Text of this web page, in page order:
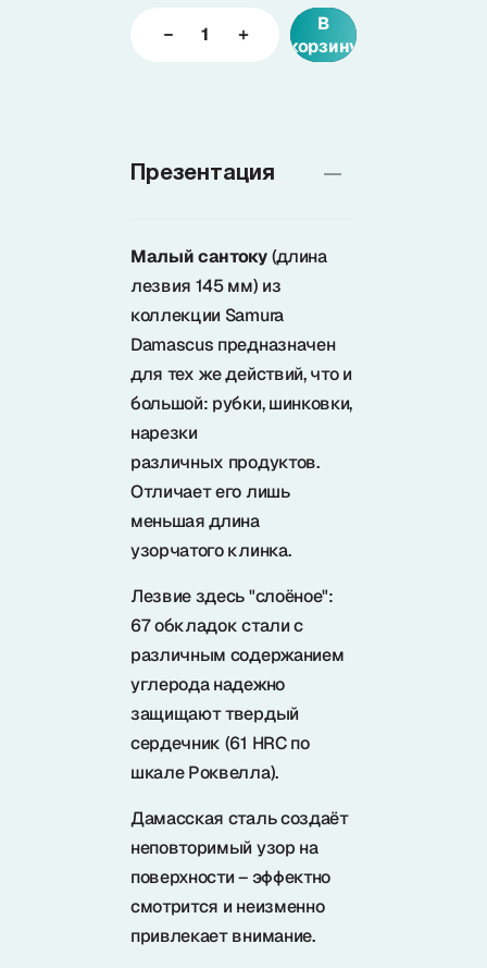
Problem@samura.ru
По вопросам качества
Samura в соцсетях
В
корзину
Презентация
Малый сантоку(длина
лезвия 145 мм) из
коллекции Samura
Damascus предназначен
для тех же действий, что и
большой: рубки, шинковки,
нарезки
различных продуктов.
Отличает его лишь
меньшая длина
узорчатого клинка.
Лезвие здесь "слоёное":
67 обкладок стали с
различным содержанием
углерода надежно
защищают твердый
сердечник (61 HRC по
шкале Роквелла).
Дамасская сталь создаёт
неповторимый узор на
поверхности – эффектно
смотрится и неизменно
привлекает внимание.